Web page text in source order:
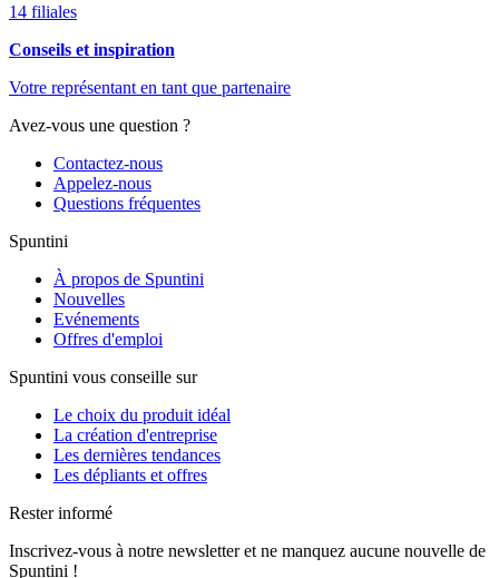
14 filiales
Conseils et inspiration
Votre représentant en tant que partenaire
Avez-vous une question ?
Contactez-nous
Appelez-nous
Questions fréquentes
Spuntini
À propos de Spuntini
Nouvelles
Evénements
Offres d'emploi
Spuntini vous conseille sur
Le choix du produit idéal
La création d'entreprise
Les dernières tendances
Les dépliants et offres
Rester informé
Inscrivez-vous à notre newsletter et ne manquez aucune nouvelle de
Spuntini !